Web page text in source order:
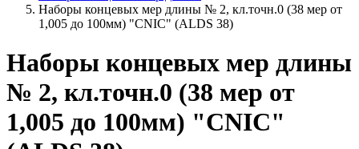
Наборы концевых мер длины № 2, кл.точн.0 (38 мер от
1,005 до 100мм) "CNIC" (ALDS 38)
Наборы концевых мер длины
№ 2, кл.точн.0 (38 мер от
1,005 до 100мм) "CNIC"